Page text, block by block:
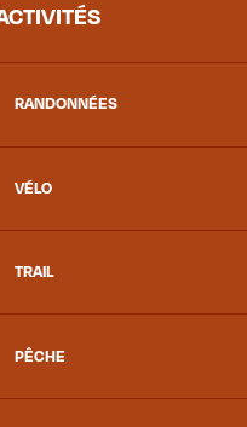
RANDONNÉES
VÉLO
TRAIL
PÊCHE
Jean-de-